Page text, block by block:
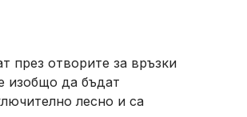
през отворите за връзки
изобщо да бъдат
лесно и са